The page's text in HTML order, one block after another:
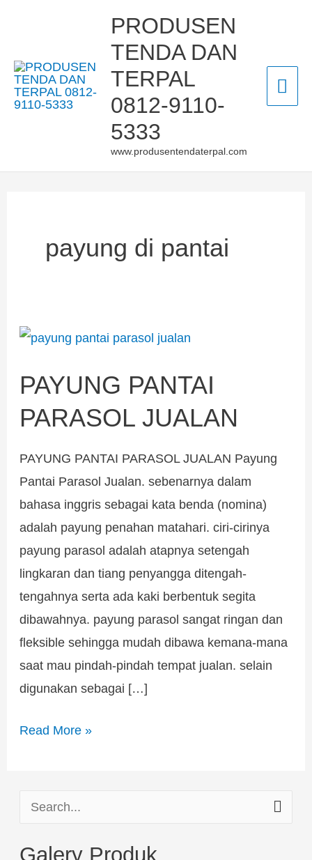
PRODUSEN
TENDA DAN
TERPAL
0812-9110-
5333
www.produsentendaterpal.com
payung di pantai
PAYUNG PANTAI
PARASOL JUALAN
PAYUNG PANTAI PARASOL JUALAN Payung
Pantai Parasol Jualan. sebenarnya dalam
bahasa inggris sebagai kata benda (nomina)
adalah payung penahan matahari. ciri-cirinya
payung parasol adalah atapnya setengah
lingkaran dan tiang penyangga ditengah-
tengahnya serta ada kaki berbentuk segita
dibawahnya. payung parasol sangat ringan dan
fleksible sehingga mudah dibawa kemana-mana
saat mau pindah-pindah tempat jualan. selain
digunakan sebagai […]
PAYUNG
PARASOL
Read More »
Galery Produk